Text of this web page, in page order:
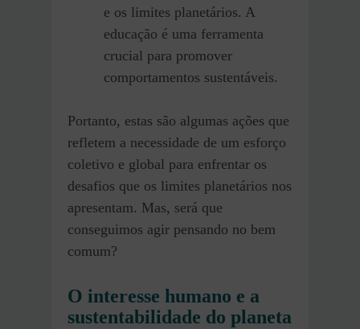
e os limites planetários. A
educação é uma ferramenta
crucial para promover
comportamentos sustentáveis.
Portanto, estas são algumas ações que
refletem a necessidade de um esforço
coletivo e global para enfrentar os
desafios que os limites planetários nos
apresentam. Mas, será que
conseguimos agir pensando no bem
comum?
O interesse humano e a
sustentabilidade do planeta